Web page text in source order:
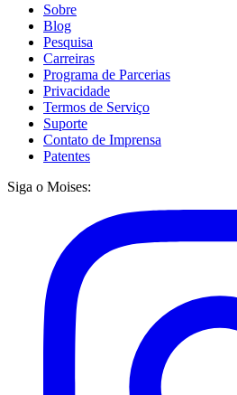
Sobre
Blog
Pesquisa
Carreiras
Programa de Parcerias
Privacidade
Termos de Serviço
Suporte
Contato de Imprensa
Patentes
Siga o Moises: